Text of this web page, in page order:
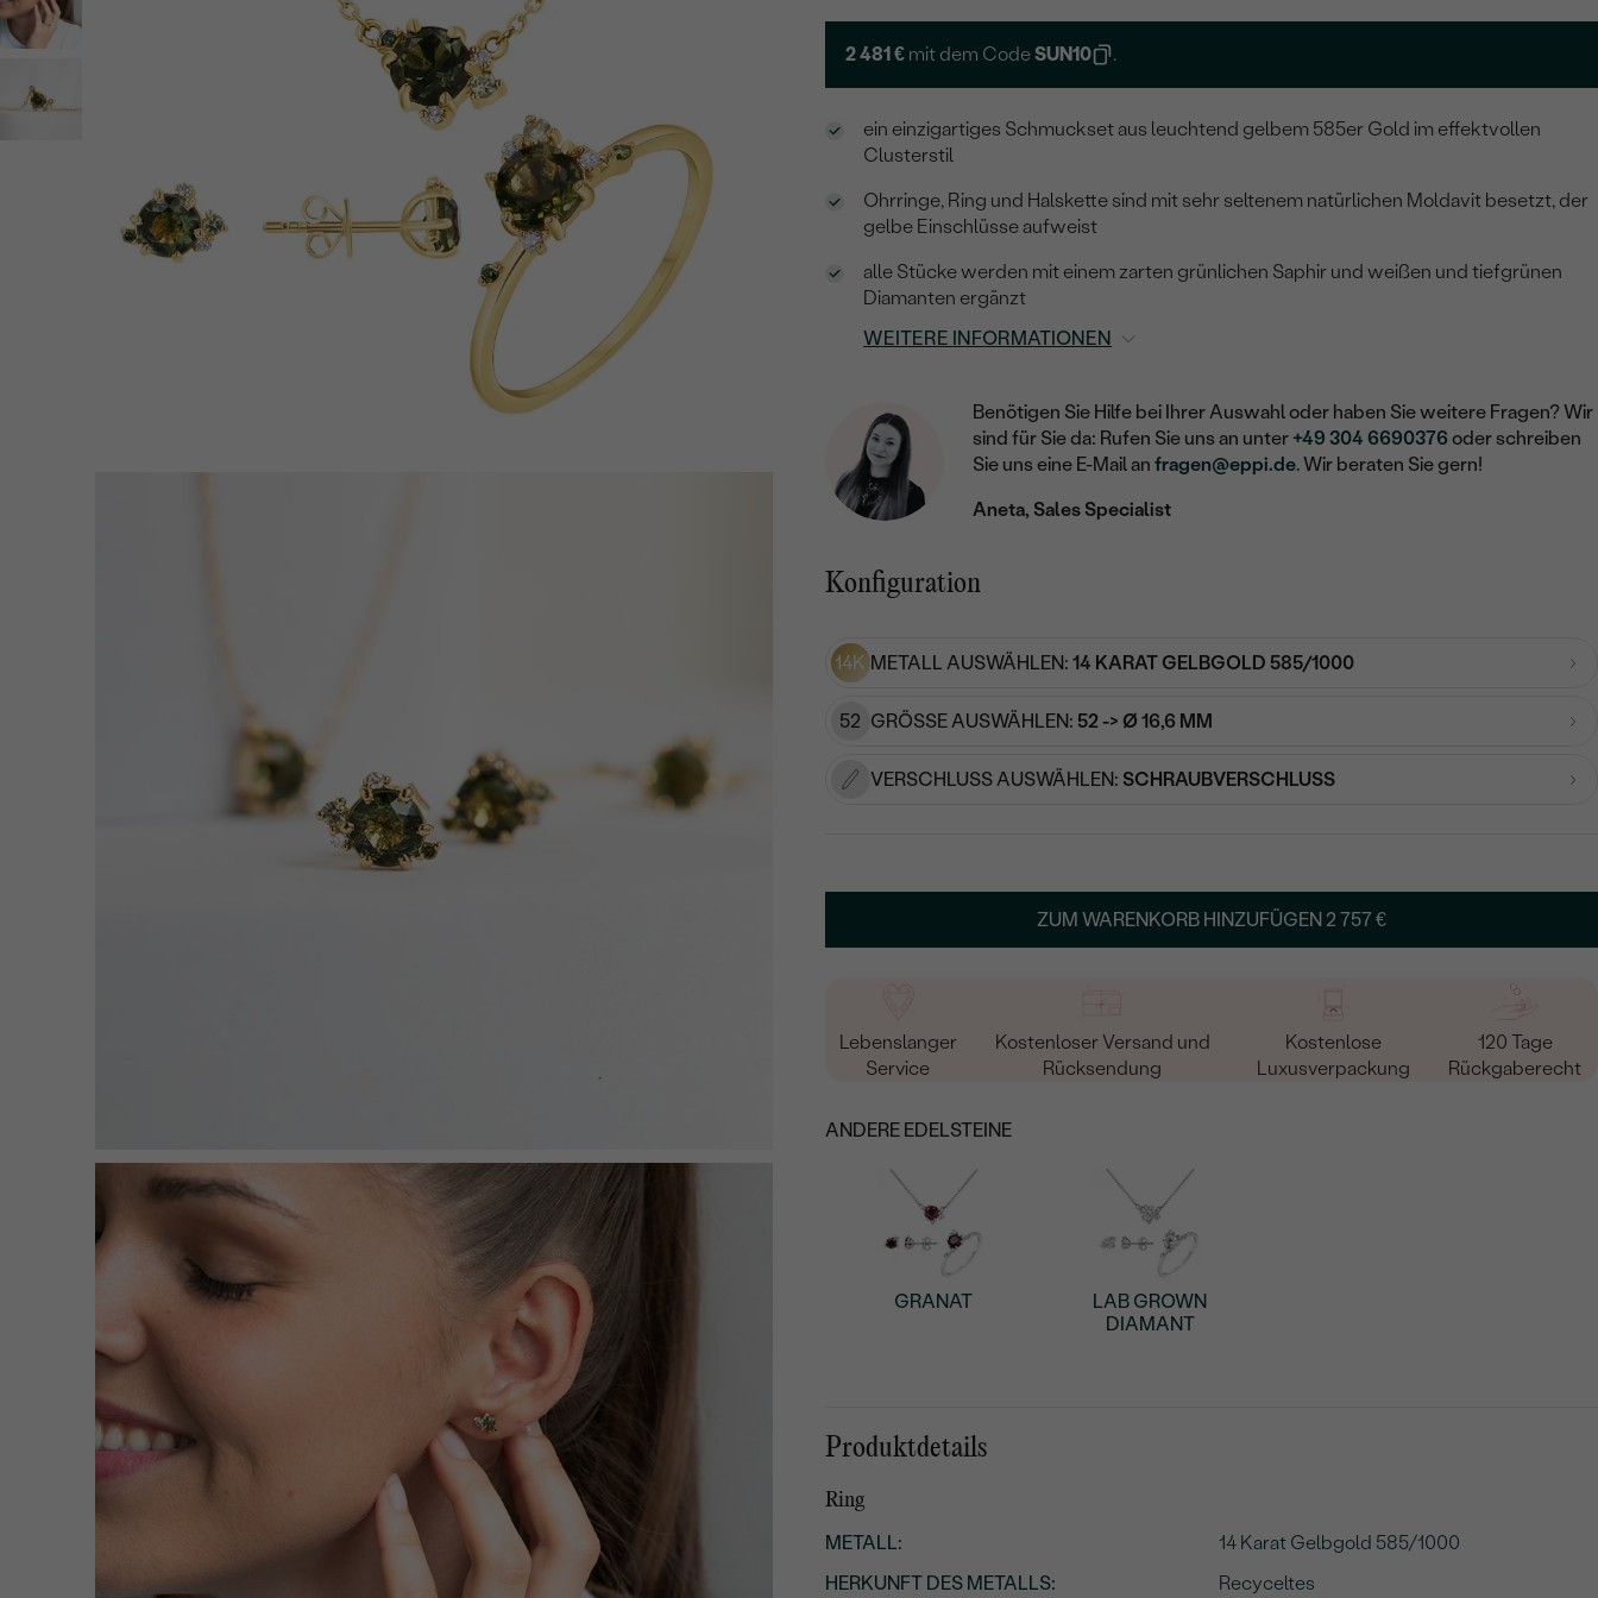
2 481 € mit dem CodeSUN10 .
ein einzigartiges Schmuckset aus leuchtend gelbem 585er Gold im effektvollen
Clusterstil
Ohrringe, Ring und Halskette sind mit sehr seltenem natürlichen Moldavit besetzt, der
gelbe Einschlüsse aufweist
alle Stücke werden mit einem zarten grünlichen Saphir und weißen und tiefgrünen
Diamanten ergänzt
WEITERE INFORMATIONEN
Benötigen Sie Hilfe bei Ihrer Auswahl oder haben Sie weitere Fragen? Wir
sind für Sie da: Rufen Sie uns an unter +49 304 6690376 oder schreiben
Sie uns eine E-Mail anfragen@eppi.de. Wir beraten Sie gern!
Aneta, Sales Specialist
Konfiguration
14K METALL AUSWÄHLEN: 14 KARAT GELBGOLD 585/1000
52 GRÖSSE AUSWÄHLEN: 52 -> Ø 16,6 MM
VERSCHLUSS AUSWÄHLEN: SCHRAUBVERSCHLUSS
ZUM WARENKORB HINZUFÜGEN 2 757 €
Lebenslanger
Service
Kostenloser Versand und
Rücksendung
Kostenlose
Luxusverpackung
120 Tage
Rückgaberecht
ANDERE EDELSTEINE
GRANAT
LAB GROWN
DIAMANT
Produktdetails
Ring
METALL:
14 Karat Gelbgold 585/1000
HERKUNFT DES METALLS:
Recyceltes